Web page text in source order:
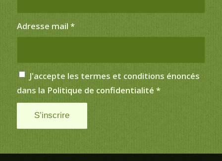
Adresse mail *
J'accepte les termes et conditions énoncés
dans la Politique de confidentialité *